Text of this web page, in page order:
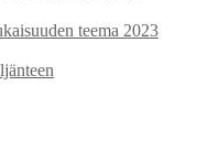
teema 2023